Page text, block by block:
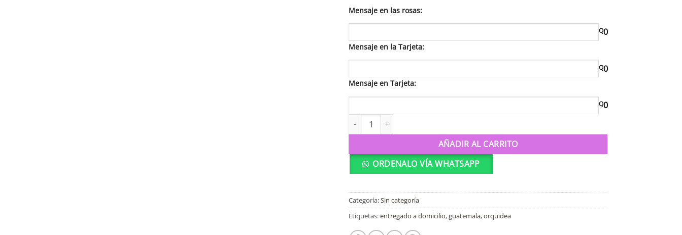
Mensaje en las rosas:
Q0
Mensaje en la Tarjeta:
Q0
Mensaje en Tarjeta:
Q0
M7 Promesa cantidad
AÑADIR AL CARRITO
ORDENALO VÍA WHATSAPP
Categoría:Sin categoría
Etiquetas:entregado a domicilio,guatemala,orquidea